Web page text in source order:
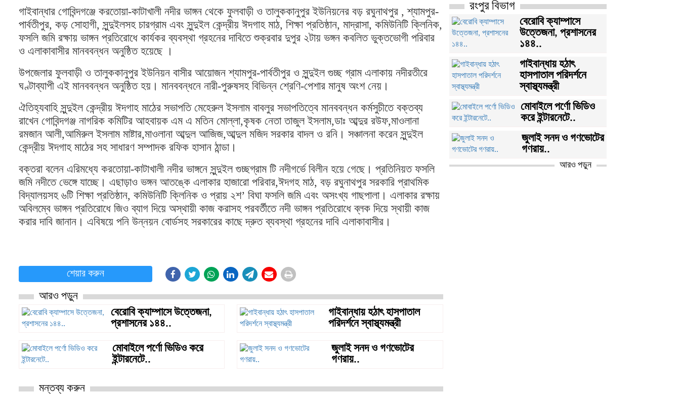
গাইবান্ধার গোবিন্দগঞ্জে করতোয়া-কাটাখালী নদীর ভাঙ্গন থেকে ফুলবাড়ী ও তালুককানুপুর ইউনিয়নের বড় রঘুনাথপুর , শ্যামপুর-
পার্বতীপুর, কড় সোহাগী, সুন্দুইলসহ চারগ্রাম এবং সুন্দুইল কেন্দ্রীয় ঈদগাহ মাঠ, শিক্ষা প্রতিষ্ঠান, মাদ্রাসা, কমিউনিটি ক্লিনিক,
ফসলি জমি রক্ষায় ভাঙ্গন প্রতিরোধে কার্যকর ব্যবস্থা গ্রহনের দাবিতে শুক্রবার দুপুর ২টায় ভঙ্গন কবলিত ভুক্তভোগী পরিবার
ও এলাকাবাসীর মানববন্ধন অনুষ্ঠিত হয়েছে ।
উপজেলার ফুলবাড়ী ও তালুককানুপুর ইউনিয়ন বাসীর আয়োজন শ্যামপুর-পার্বতীপুর ও সুন্দুইল গুচ্ছ গ্রাম এলাকায় নদীরতীরে
ঘণ্টাব্যাপী এই মানববন্ধন অনুষ্ঠিত হয়। মানববন্ধনে নারী-পুরুষসহ বিভিন্ন শ্রেণি-পেশার মানুষ অংশ নেয়।
ঐতিহ্যবাহি সুন্দুইল কেন্দ্রীয় ঈদগাহ মাঠের সভাপতি মেহেরুল ইসলাম বাবলুর সভাপতিত্বে মানববন্ধন কর্মসুচীতে বক্তব্য
রাখেন গোবিন্দগঞ্জ নাগরিক কমিটির আহবায়ক এম এ মতিন মোল্লা,কৃষক নেতা তাজুল ইসলাম,ডাঃ আব্দুর রউফ,মাওলানা
রমজান আলী,আমিরুল ইসলাম মাষ্টার,মাওলানা আব্দুল আজিজ,আব্দুল মজিদ সরকার বাদল ও রনি। সঞ্চালনা করেন সুন্দুইল
কেন্দ্রীয় ঈদগাহ মাঠের সহ সাধারণ সম্পাদক রফিক হাসান ঠান্ডা।
বক্তরা বলেন এরিমধ্যে করতোয়া-কাটাখালী নদীর ভাঙ্গনে সুন্দুইল গুচ্ছগ্রাম টি নদীগর্ভে বিলীন হয়ে গেছে। প্রতিনিয়ত ফসলি
জমি নদীতে ভেঙ্গে যাচ্ছে। এছাড়াও ভঙ্গন আতঙ্কে এলাকার হাজারো পরিবার,ঈদগহ মাঠ, বড় রঘুনাথপুর সরকারি প্রাথমিক
বিদ্যালয়সহ ৬টি শিক্ষা প্রতিষ্ঠান, কমিউনিটি ক্লিনিক ও প্রায় ২শ’ বিঘা ফসলি জমি এবং অসংখ্য গাছপালা। এলাকার রক্ষায়
অবিলম্বে ভাঙ্গন প্রতিরোধে জিও ব্যাগ দিয়ে অস্থায়ী কাজ করাসহ পরবর্তীতে নদী ভাঙ্গন প্রতিরোধে ব্লক দিয়ে স্থায়ী কাজ
করার দাবি জানান। এবিষয়ে পনি উন্নয়ন বোর্ডসহ সরকারের কাছে দ্রুত ব্যবস্থা গ্রহনের দাবি এলাকাবাসীর।
শেয়ার করুন
আরও পড়ুন
বেরোবি ক্যাম্পাসে উত্তেজনা,
প্রশাসনের ১৪৪..
গাইবান্ধায় হঠাৎ হাসপাতাল
পরিদর্শনে স্বাস্থ্যমন্ত্রী
মোবাইলে পর্ণো ভিডিও করে
ইন্টারনেটে..
জুলাই সনদ ও গণভোটের
গণরায়..
মন্তব্য করুন
রংপুর বিভাগ
বেরোবি ক্যাম্পাসে
উত্তেজনা, প্রশাসনের
১৪৪..
গাইবান্ধায় হঠাৎ
হাসপাতাল পরিদর্শনে
স্বাস্থ্যমন্ত্রী
মোবাইলে পর্ণো ভিডিও
করে ইন্টারনেটে..
জুলাই সনদ ও গণভোটের
গণরায়..
আরও পড়ুন